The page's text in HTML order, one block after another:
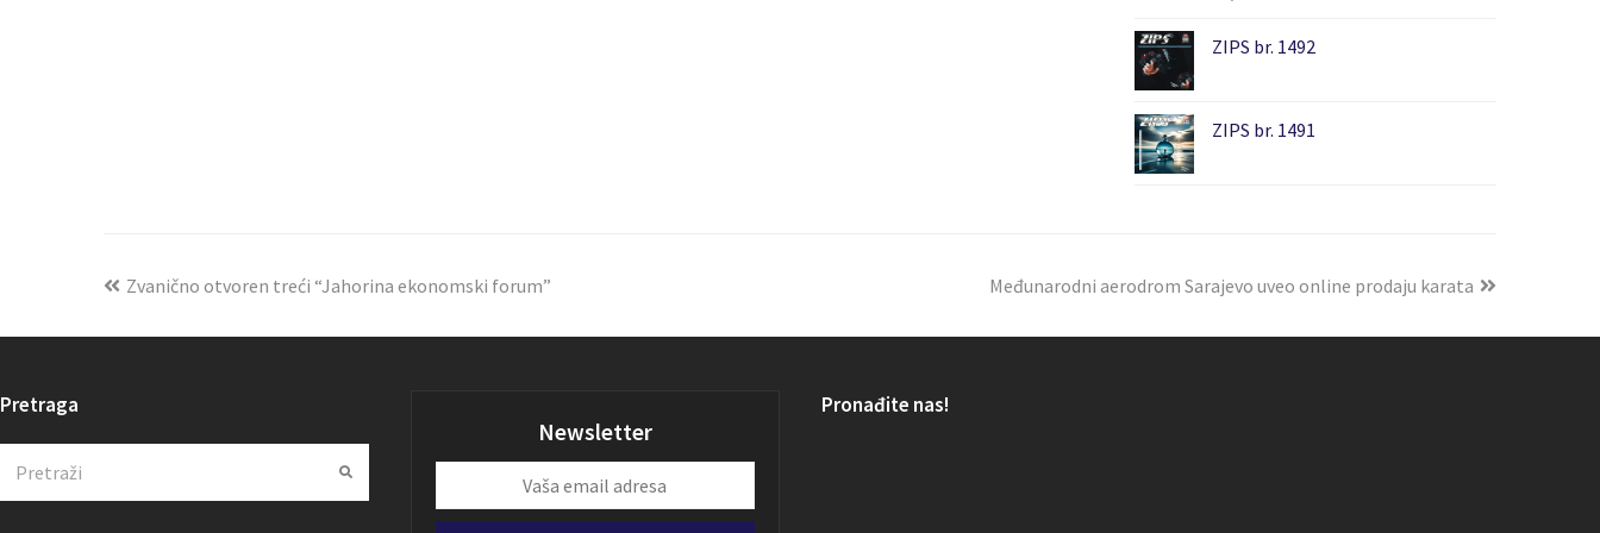
ZIPS br. 1492
ZIPS br. 1491
Zvanično otvoren treći “Jahorina ekonomski forum” Međunarodni aerodrom Sarajevo uveo online prodaju karata
Pretraga
Submit
Newsletter
email
Pronađite nas!